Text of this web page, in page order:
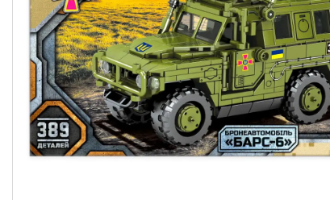
Дитяче харчування
Одяг дитячий
Переноски для дітей
Дитяча безпека
Басейни каркасні
Валізи дитячі
Надувна продукція для дітей